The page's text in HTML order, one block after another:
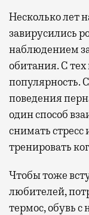
Несколько лет
завирусились
наблюдением
обитания. С
популярность.
поведения
один способ
снимать
тренировать
Чтобы тоже
любителей,
термос, обувь с